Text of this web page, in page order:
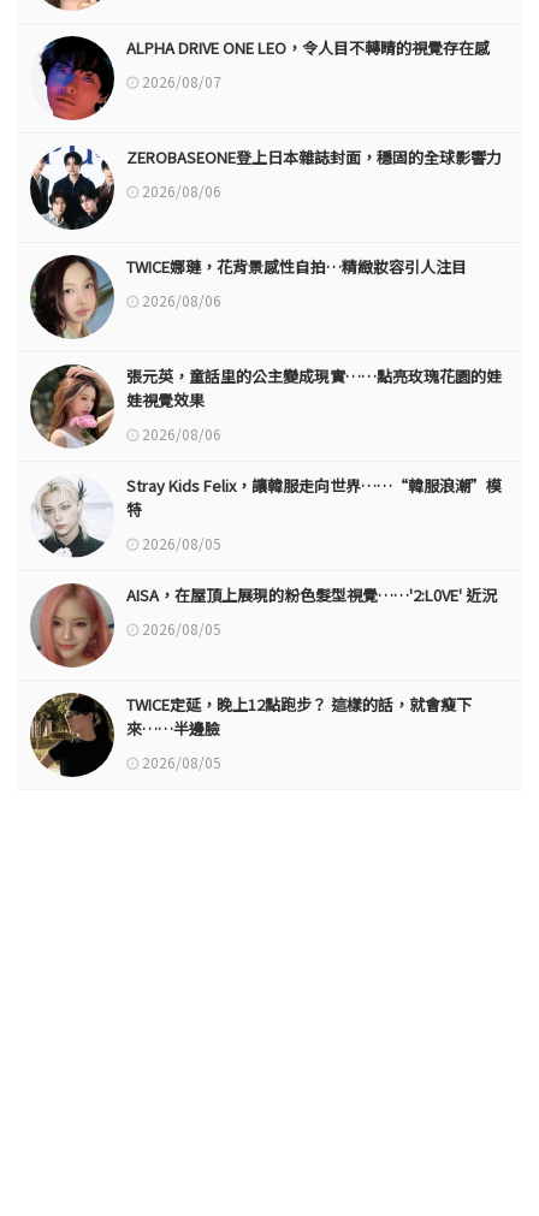
ALPHA DRIVE ONE LEO，令人目不轉睛的視覺存在感
2026/08/07
ZEROBASEONE登上日本雜誌封面，穩固的全球影響力
2026/08/06
TWICE娜璉，花背景感性自拍…精緻妝容引人注目
2026/08/06
張元英，童話里的公主變成現實……點亮玫瑰花園的娃
娃視覺效果
2026/08/06
Stray Kids Felix，讓韓服走向世界……“韓服浪潮”模
特
2026/08/05
AISA，在屋頂上展現的粉色髮型視覺……'2:L0VE' 近況
2026/08/05
TWICE定延，晚上12點跑步？ 這樣的話，就會瘦下
來……半邊臉
2026/08/05